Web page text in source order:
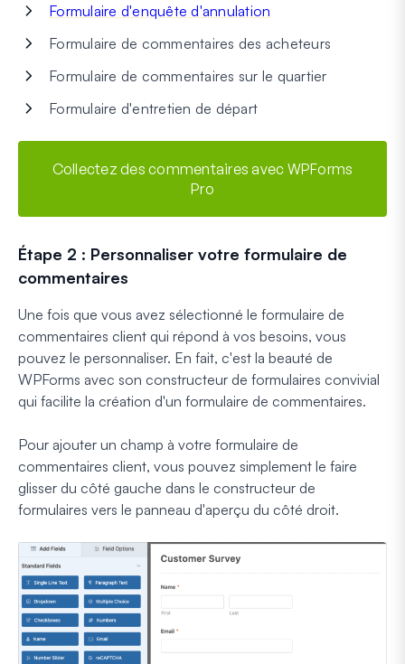
Formulaire d'enquête d'annulation
Formulaire de commentaires des acheteurs
Formulaire de commentaires sur le quartier
Formulaire d'entretien de départ
Collectez des commentaires avec WPForms
Pro
Étape 2 : Personnaliser votre formulaire de
commentaires
Une fois que vous avez sélectionné le formulaire de
commentaires client qui répond à vos besoins, vous
pouvez le personnaliser. En fait, c'est la beauté de
WPForms avec son constructeur de formulaires convivial
qui facilite la création d'un formulaire de commentaires.
Pour ajouter un champ à votre formulaire de
commentaires client, vous pouvez simplement le faire
glisser du côté gauche dans le constructeur de
formulaires vers le panneau d'aperçu du côté droit.